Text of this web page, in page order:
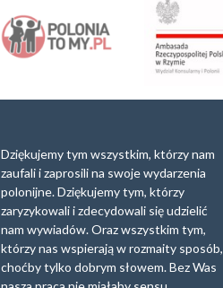
r
n
a
:
Dziękujemy tym wszystkim, którzy nam
zaufali i zaprosili na swoje wydarzenia
polonijne. Dziękujemy tym, którzy
zaryzykowali i zdecydowali się udzielić
nam wywiadów. Oraz wszystkim tym,
którzy nas wspierają w rozmaity sposób,
choćby tylko dobrym słowem. Bez Was